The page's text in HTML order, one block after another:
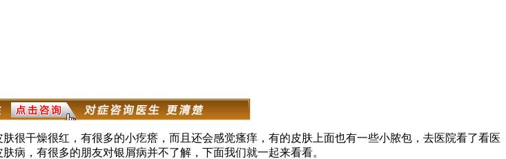
很干燥很红，有很多的小疙瘩，而且还会感觉瘙痒，有的皮肤上面也有一些小脓包，去医院看了看医
病，有很多的朋友对银屑病并不了解，下面我们就一起来看看。